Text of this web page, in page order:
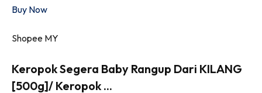
Buy Now
Shopee MY
Keropok Segera Baby Rangup Dari KILANG
[500g]/ Keropok ...